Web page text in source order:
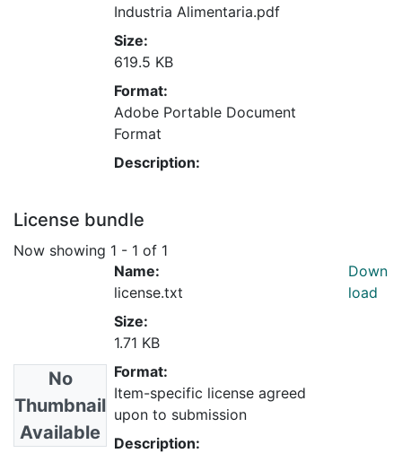
Industria Alimentaria.pdf
Size:
619.5 KB
Format:
Adobe Portable Document
Format
Description:
License bundle
Now showing 1 - 1 of 1
No
Thumbnail
Available
Name:
license.txt
Size:
1.71 KB
Format:
Item-specific license agreed
upon to submission
Description:
Down
load